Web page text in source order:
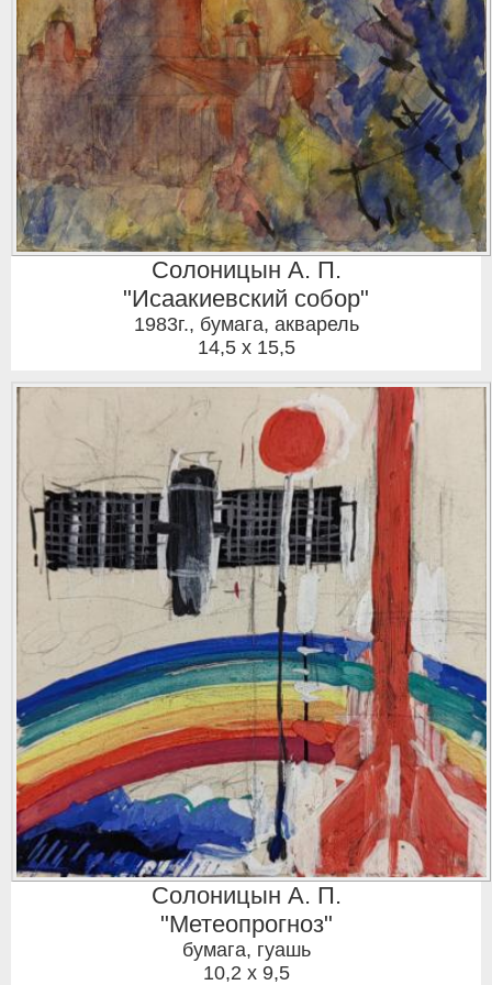
Солоницын А. П.
"Исаакиевский собор"
1983г., бумага, акварель
14,5 x 15,5
Солоницын А. П.
"Метеопрогноз"
бумага, гуашь
10,2 x 9,5